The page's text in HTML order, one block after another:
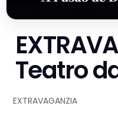
Teatro
EXTRAVAGANZIA